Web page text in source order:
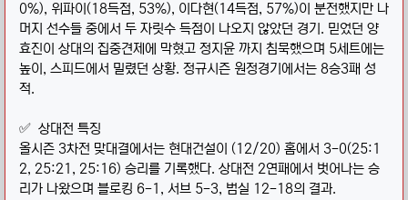
0%), 위파이(18득점, 53%), 이다현(14득점, 57%)이 분전했지만 나
머지 선수들 중에서 두 자릿수 득점이 나오지 않았던 경기. 믿었던 양
효진이 상대의 집중견제에 막혔고 정지윤 까지 침묵했으며 5세트에는
높이, 스피드에서 밀렸던 상황. 정규시즌 원정경기에서는 8승3패 성
적.
✅ 상대전 특징
올시즌 3차전 맞대결에서는 현대건설이 (12/20) 홈에서 3-0(25:1
2, 25:21, 25:16) 승리를 기록했다. 상대전 2연패에서 벗어나는 승
리가 나왔으며 블로킹 6-1, 서브 5-3, 범실 12-18의 결과.